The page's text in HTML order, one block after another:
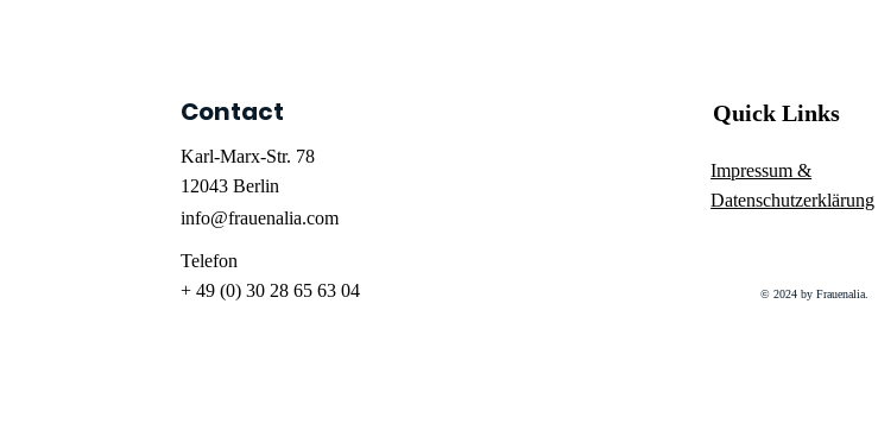
Contact
Karl-Marx-Str. 78
12043Berlin
info@frauenalia.com
Telefon
+ 49 (0) 30 28 65 63 04
Quick Links
Impressum &
Datenschutzerklärung
© 2024 by Frauenalia.